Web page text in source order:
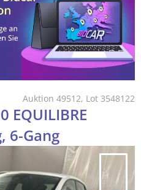
Auktion 49512, Lot 3548122
EQUILIBRE
6-Gang